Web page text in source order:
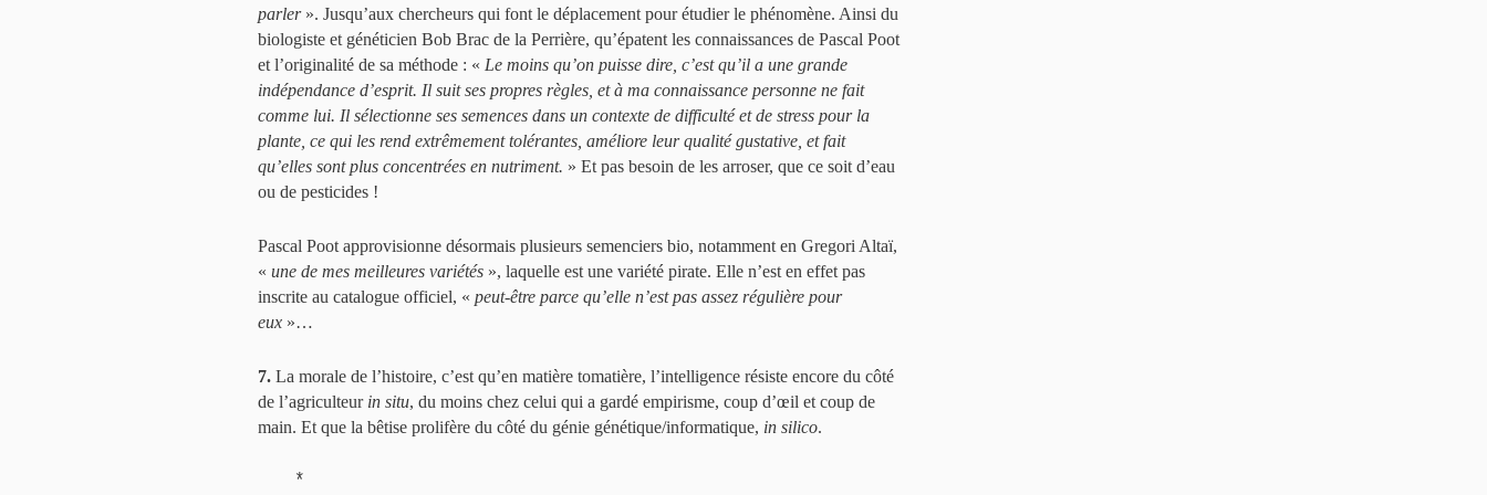
parler». Jusqu’aux chercheurs qui font le déplacement pour étudier le phénomène. Ainsi du
biologiste et généticien Bob Brac de la Perrière, qu’épatent les connaissances de Pascal Poot
et l’originalité de sa méthode : « Le moins qu’on puisse dire, c’est qu’il a une grande
indépendance d’esprit. Il suit ses propres règles, et à ma connaissance personne ne fait
comme lui. Il sélectionne ses semences dans un contexte de difficulté et de stress pour la
plante, ce qui les rend extrêmement tolérantes, améliore leur qualité gustative, et fait
qu’elles sont plus concentrées en nutriment. » Et pas besoin de les arroser, que ce soit d’eau
ou de pesticides !
Pascal Poot approvisionne désormais plusieurs semenciers bio, notamment en Gregori Altaï,
« une de mes meilleures variétés », laquelle est une variété pirate. Elle n’est en effet pas
inscrite au catalogue officiel, « peut-être parce qu’elle n’est pas assez régulière pour
eux »…
7. La morale de l’histoire, c’est qu’en matière tomatière, l’intelligence résiste encore du côté
de l’agriculteur in situ, du moins chez celui qui a gardé empirisme, coup d’œil et coup de
main. Et que la bêtise prolifère du côté du génie génétique/informatique, in silico.
*